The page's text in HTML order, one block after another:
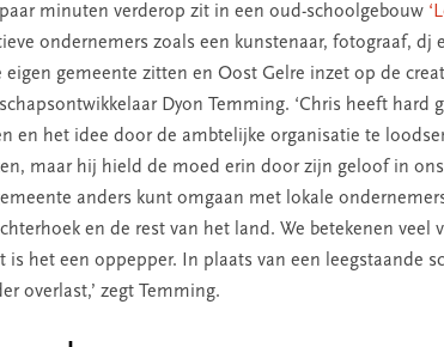
paar minuten verderop zit in een oud-schoolgebouw
ondernemers zoals een kunstenaar, fotograaf, dj
eigen gemeente zitten en Oost Gelre inzet op de
Dyon Temming. ‘Chris heeft
en het idee door de ambtelijke organisatie te
maar hij hield de moed erin door zijn geloof in
anders kunt omgaan met lokale
en de rest van het land. We betekenen
is het een oppepper. In plaats van een leegstaande
overlast,’ zegt Temming.